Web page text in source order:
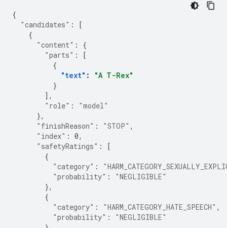
{
"candidates" :
[
{
"content" :
{
"parts" :
[
{
"text" :
"A T-Rex"
}
],
"role" :
"model"
},
"finishReason" : "STOP" ,
"index" : 0,
"safetyRatings" :
[
{
"category" :
"probability" :
"NEGLIGIBLE"
},
{
"category" : "HARM_CATEGORY_HATE_SPEECH" ,
"probability" :
"NEGLIGIBLE"